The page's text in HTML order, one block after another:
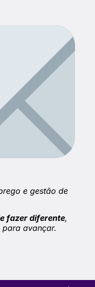
e gestão de
fazer diferente,
para avançar.